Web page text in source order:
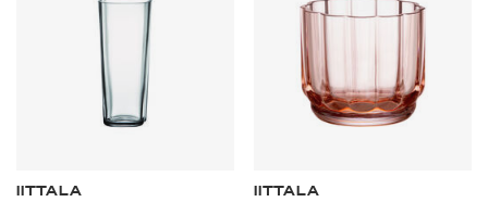
IITTALA
IITTALA